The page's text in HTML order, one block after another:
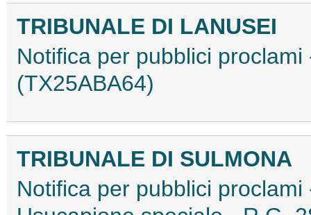
TRIBUNALE DI LANUSEI
Notifica per pubblici
(TX25ABA64)
TRIBUNALE DI SULMONA
Notifica per pubblici